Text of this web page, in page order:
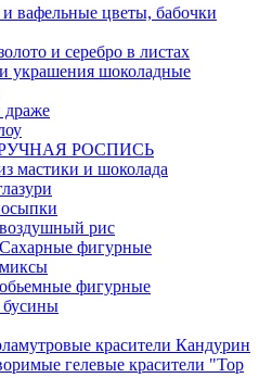
вафельные цветы, бабочки
и серебро в листах
украшения шоколадные
драже
РУЧНАЯ РОСПИСЬ
мастики и шоколада
рис
фигурные
фигурные
красители Кандурин
гелевые красители "Top